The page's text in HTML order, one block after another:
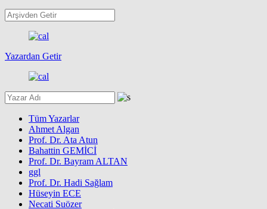
Yazardan Getir
Tüm Yazarlar
Ahmet Algan
Prof. Dr. Ata Atun
Bahattin GEMİCİ
Prof. Dr. Bayram ALTAN
ggl
Prof. Dr. Hadi Sağlam
Hüseyin ECE
Necati Suözer